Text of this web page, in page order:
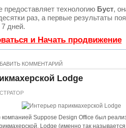
технологию Буст,
раз, а первые результаты
дней.
и Начать продвижение
КОММЕНТАРИЙ
Lodge
Suppose Design Office был
Lodge (именно так